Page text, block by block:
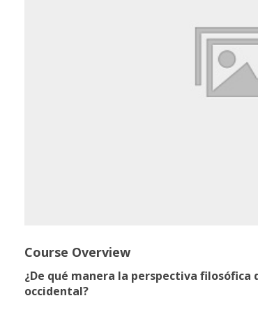
Course Overview
¿De qué manera la perspectiva
occidental?